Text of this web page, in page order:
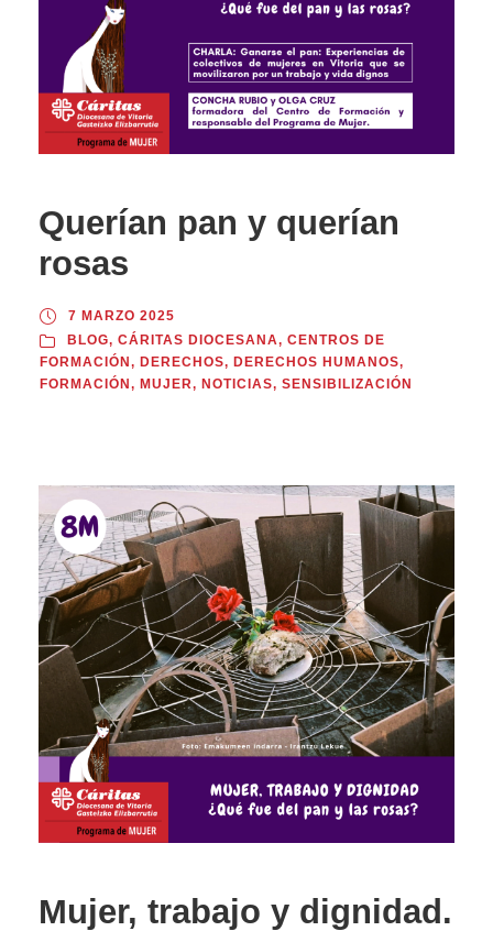
Querían pan y querían
rosas
7 MARZO 2025
BLOG, CÁRITAS DIOCESANA, CENTROS DE
FORMACIÓN , DERECHOS, DERECHOS HUMANOS,
FORMACIÓN , MUJER, NOTICIAS, SENSIBILIZACIÓN
Mujer, trabajo y dignidad.